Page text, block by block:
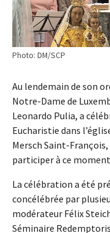
Photo: DM/SCP
Au lendemain de son
Notre-Dame de
Leonardo Pulia, a
Eucharistie dans
Mersch Saint-
participer à ce
La célébration a été
concélébrée par
modérateur Félix
Séminaire